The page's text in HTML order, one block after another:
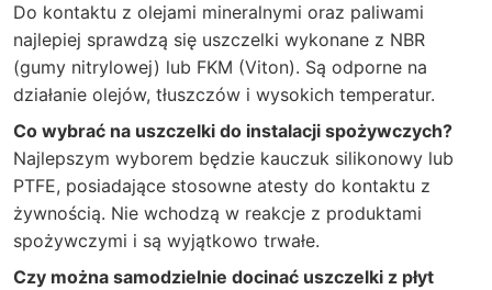
Do kontaktu z olejami mineralnymi oraz paliwami
najlepiej sprawdzą się uszczelki wykonane z NBR
(gumy nitrylowej) lub FKM (Viton). Są odporne na
działanie olejów, tłuszczów i wysokich temperatur.
Co wybrać na uszczelki do instalacji spożywczych?
Najlepszym wyborem będzie kauczuk silikonowy lub
PTFE, posiadające stosowne atesty do kontaktu z
żywnością. Nie wchodzą w reakcje z produktami
spożywczymi i są wyjątkowo trwałe.
Czy można samodzielnie docinać uszczelki z płyt